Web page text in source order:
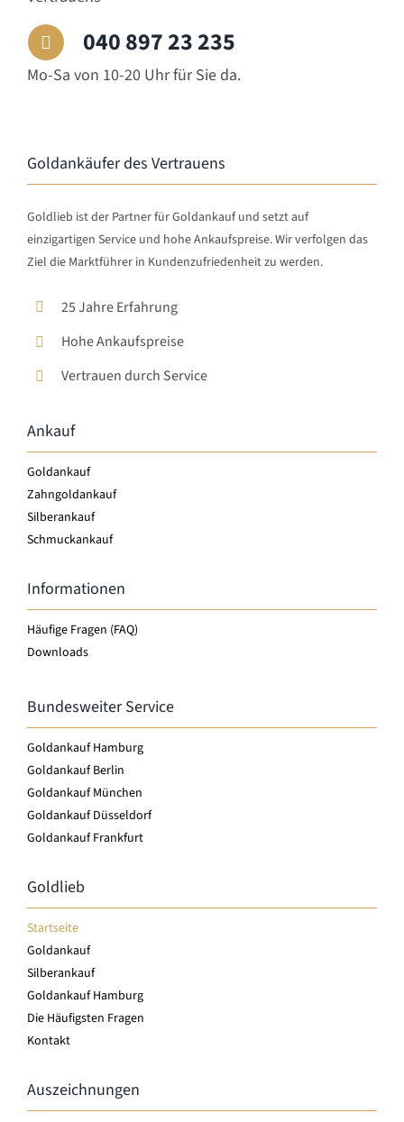
040 897 23 235
Mo-Sa von 10-20 Uhr für Sie da.
Goldankäufer des Vertrauens
Goldlieb ist der Partner für Goldankauf und setzt auf
einzigartigen Service und hohe Ankaufspreise. Wir verfolgen das
Ziel die Marktführer in Kundenzufriedenheit zu werden.
25 Jahre Erfahrung
Hohe Ankaufspreise
Vertrauen durch Service
Ankauf
Goldankauf
Zahngoldankauf
Silberankauf
Schmuckankauf
Informationen
Häufige Fragen (FAQ)
Downloads
Bundesweiter Service
Goldankauf Hamburg
Goldankauf Berlin
Goldankauf München
Goldankauf Düsseldorf
Goldankauf Frankfurt
Goldlieb
Startseite
Goldankauf
Silberankauf
Goldankauf Hamburg
Die Häufigsten Fragen
Kontakt
Auszeichnungen